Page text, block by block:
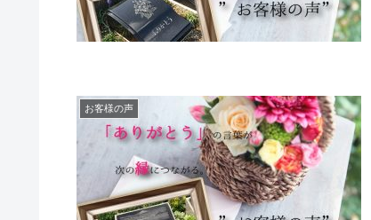
お客様の声